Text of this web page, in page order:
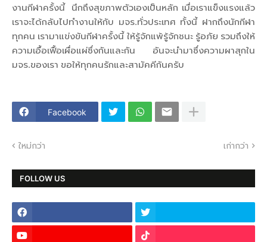
งานกีฬาครั้งนี้ นึกถึงสุขภาพตัวเองเป็นหลัก เมื่อเราแข็งแรงแล้ว
เราจะได้กลับไปทำงานให้กับ มจร.ทั่วประเทศ ทั้งนี้ ฝากถึงนักกีฬา
ทุกคน เรามาแข่งขันกีฬาครั้งนี้ ให้รู้จักแพ้รู้จักชนะ รู้อภัย รวมถึงให้
ความเอื้อเฟื้อเผื่อแผ่ซึ่งกันและกัน อันจะนำมาซึ่งความผาสุกใน
มจร.ของเรา ขอให้ทุกคนรักและสามัคคีกันครับ
Facebook
ใหม่กว่า เก่ากว่า
FOLLOW US